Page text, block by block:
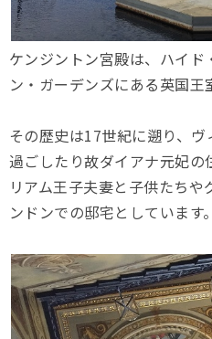
ケンジントン宮殿は、ハイ
ン・ガーデンズにある英国王
その歴史は17世紀に遡り、
過ごしたり故ダイアナ元妃の
リアム王子夫妻と子供たち
ンドンでの邸宅としています。